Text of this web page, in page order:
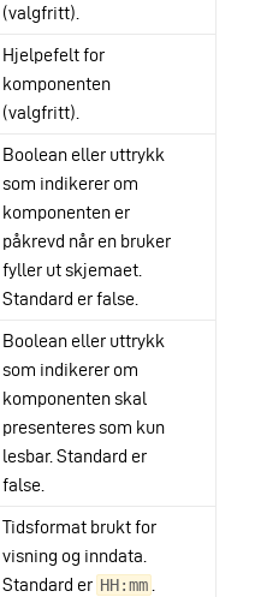
(valgfritt).
Hjelpefelt for
komponenten
(valgfritt).
Boolean eller uttrykk
som indikerer om
komponenten er
påkrevd når en bruker
fyller ut skjemaet.
Standard er false.
Boolean eller uttrykk
som indikerer om
komponenten skal
presenteres som kun
lesbar. Standard er
false.
Tidsformat brukt for
visning og inndata.
Standard er HH:mm